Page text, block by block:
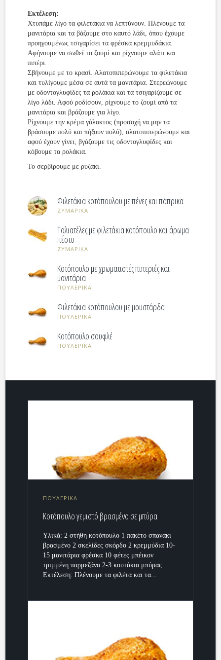
Εκτέλεση:
Χτυπάμε λίγο τα φιλετάκια να λεπτύνουν. Πλένουμε τα
μανιτάρια και τα βάζουμε στο καυτό λάδι, όπου έχουμε
προηγουμένως τσιγαρίσει τα φρέσκα κρεμμυδάκια.
Αφήνουμε να σωθεί το ζουμί και ρίχνουμε αλάτι και
πιπέρι.
Σβήνουμε με το κρασί. Αλατοπιπερώνουμε τα φιλετάκια
και τυλίγουμε μέσα σε αυτά τα μανιτάρια. Στερεώνουμε
με οδοντογλυφίδες τα ρολάκια και τα τσιγαρίζουμε σε
λίγο λάδι. Αφού ροδίσουν, ρίχνουμε το ζουμί από τα
μανιτάρια και βράζουμε για λίγο.
Ρίχνουμε την κρέμα γάλακτος (προσοχή να μην τα
βράσουμε πολύ και πήξουν πολύ), αλατοπιπερώνουμε και
αφού έχουν γίνει, βγάζουμε τις οδοντογλυφίδες και
κόβουμε τα ρολάκια.
Το σερβίρουμε με ρυζάκι.
Φιλετάκια κοτόπουλου με πένες και πάπρικα
ΖΥΜΑΡΙΚΑ
Ταλιατέλες με φιλετάκια κοτόπουλο και άρωμα
πέστο
ΖΥΜΑΡΙΚΑ
Κοτόπουλο με χρωματιστές πιπεριές και
μανιτάρια
ΠΟΥΛΕΡΙΚΑ
Φιλετάκια κοτόπουλου με μουστάρδα
ΠΟΥΛΕΡΙΚΑ
Κοτόπουλο σουφλέ
ΠΟΥΛΕΡΙΚΑ
ΠΟΥΛΕΡΙΚΑ
Kοτόπουλο γεμιστό βρασμένο σε μπύρα
Yλικά: 2 στήθη κοτόπουλο 1 πακέτο σπανάκι
βρασμένο 2 σκελίδες σκόρδο 2 κρεμμύδια 10-
15 μανιτάρια φρέσκα 10 φέτες μπέικον
τριμμένη παρμεζάνα 2-3 κουτάκια μπύρας
Εκτέλεση: Πλένουμε τα φιλέτα και τα...